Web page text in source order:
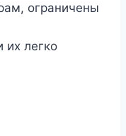
ограничены
их легко